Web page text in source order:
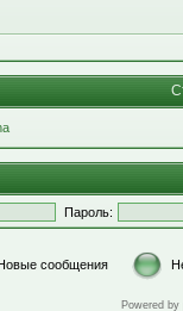
Пароль:
сообщения
Powered by